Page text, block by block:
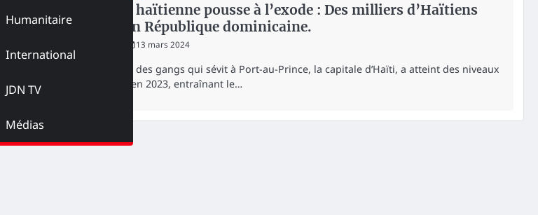
Humanitaire
International
JDN TV
Médias
La crise haïtienne pousse à l’exode : Des milliers d’Haïtiens
fuient en République dominicaine.
13 mars 2024
La violence des gangs qui sévit à Port-au-Prince, la capitale d’Haïti, a atteint des niveaux
alarmants en 2023, entraînant le…